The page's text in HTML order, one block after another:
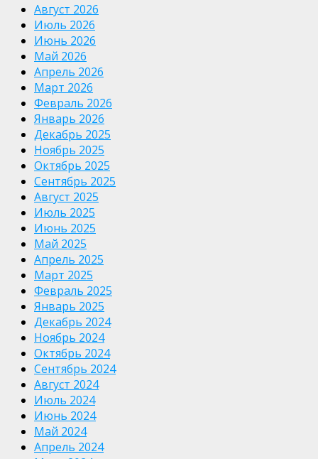
Август 2026
Июль 2026
Июнь 2026
Май 2026
Апрель 2026
Март 2026
Февраль 2026
Январь 2026
Декабрь 2025
Ноябрь 2025
Октябрь 2025
Сентябрь 2025
Август 2025
Июль 2025
Июнь 2025
Май 2025
Апрель 2025
Март 2025
Февраль 2025
Январь 2025
Декабрь 2024
Ноябрь 2024
Октябрь 2024
Сентябрь 2024
Август 2024
Июль 2024
Июнь 2024
Май 2024
Апрель 2024